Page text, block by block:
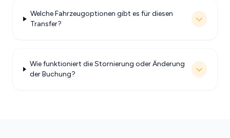
Welche Fahrzeugoptionen gibt es für diesen
Transfer?
Wie funktioniert die Stornierung oder Änderung
der Buchung?